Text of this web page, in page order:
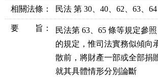
相關法條 ： 民法 第 30、40、62、63、
要 旨：
民法第 63、65 條等規定參
的規定，惟司法實務似傾向
散前，將財產一部或全部捐
就其具體情形分別論斷